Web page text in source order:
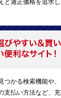
と適正価格を追求
つかる検索機能や
支払い方法など、